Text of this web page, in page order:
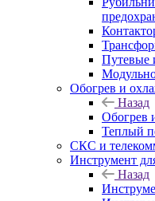
Путевые
Обогрев и
Назад
Обогрев
Теплый
СКС и
Инструмент
Назад